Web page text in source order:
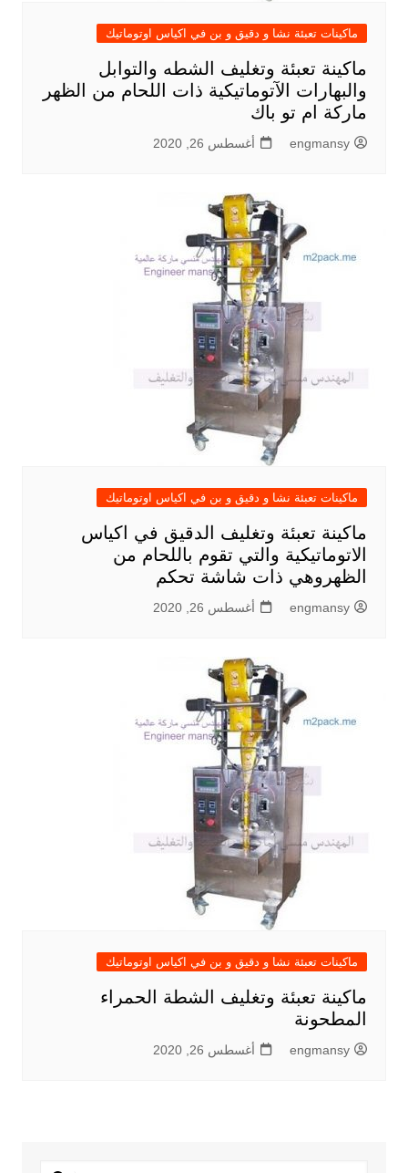
ماكينات تعبئة نشا و دقيق و بن في اكياس اوتوماتيك
ماكينة تعبئة وتغليف الشطه والتوابل
والبهارات الآتوماتيكية ذات اللحام من الظهر
ماركة ام تو باك
engmansy أغسطس 26, 2020
ماكينات تعبئة نشا و دقيق و بن في اكياس اوتوماتيك
ماكينة تعبئة وتغليف الدقيق في اكياس
الاتوماتيكية والتي تقوم باللحام من
الظهروهي ذات شاشة تحكم
engmansy أغسطس 26, 2020
ماكينات تعبئة نشا و دقيق و بن في اكياس اوتوماتيك
ماكينة تعبئة وتغليف الشطة الحمراء
المطحونة
engmansy أغسطس 26, 2020